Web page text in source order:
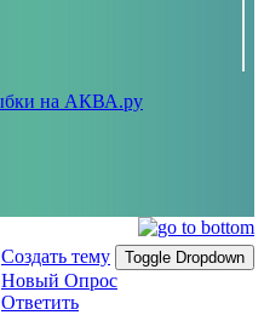
Создать тему
Toggle Dropdown
Новый Опрос
Ответить